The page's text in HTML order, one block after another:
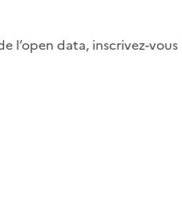
l’open data, inscrivez-